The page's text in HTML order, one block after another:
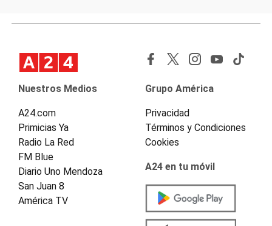
Nuestros Medios
A24.com
Primicias Ya
Radio La Red
FM Blue
Diario Uno Mendoza
San Juan 8
América TV
Grupo América
Privacidad
Términos y Condiciones
Cookies
A24 en tu móvil